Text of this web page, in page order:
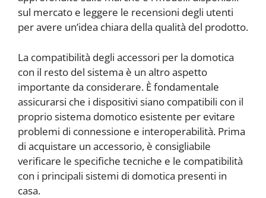
sul mercato e leggere le recensioni degli utenti
per avere un’idea chiara della qualità del prodotto.
La compatibilità degli accessori per la domotica
con il resto del sistema è un altro aspetto
importante da considerare. È fondamentale
assicurarsi che i dispositivi siano compatibili con il
proprio sistema domotico esistente per evitare
problemi di connessione e interoperabilità. Prima
di acquistare un accessorio, è consigliabile
verificare le specifiche tecniche e le compatibilità
con i principali sistemi di domotica presenti in
casa.